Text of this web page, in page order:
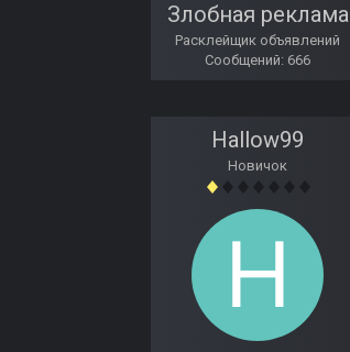
Злобная реклама
Расклейщик объявлений
Сообщений: 666
Hallow99
Новичок